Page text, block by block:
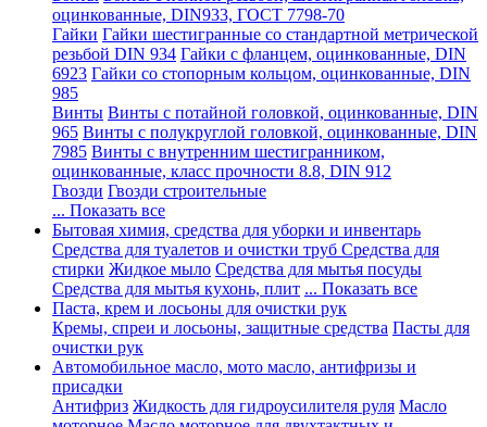
оцинкованные, DIN933, ГОСТ 7798-70
Гайки Гайки шестигранные со стандартной метрической
резьбой DIN 934 Гайки с фланцем, оцинкованные, DIN
6923 Гайки со стопорным кольцом, оцинкованные, DIN
985
Винты Винты с потайной головкой, оцинкованные, DIN
965 Винты с полукруглой головкой, оцинкованные, DIN
7985 Винты с внутренним шестигранником,
оцинкованные, класс прочности 8.8, DIN 912
Гвозди Гвозди строительные
... Показать все
Бытовая химия, средства для уборки и инвентарь
Средства для туалетов и очистки труб Средства для
стирки Жидкое мыло Средства для мытья посуды
Средства для мытья кухонь, плит ... Показать все
Паста, крем и лосьоны для очистки рук
Кремы, спреи и лосьоны, защитные средства Пасты для
очистки рук
Автомобильное масло, мото масло, антифризы и
присадки
Антифриз Жидкость для гидроусилителя руля Масло